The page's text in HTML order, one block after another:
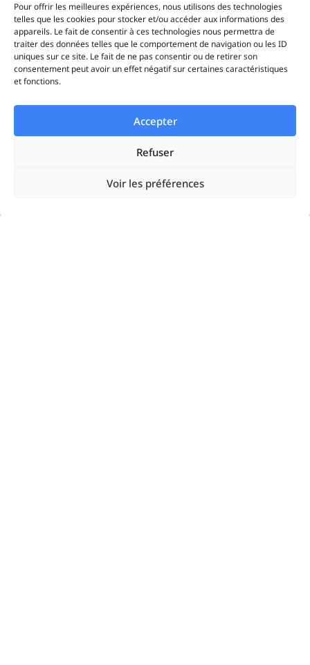
Pour offrir les meilleures expériences, nous utilisons des technologies
telles que les cookies pour stocker et/ou accéder aux informations des
appareils. Le fait de consentir à ces technologies nous permettra de
traiter des données telles que le comportement de navigation ou les ID
uniques sur ce site. Le fait de ne pas consentir ou de retirer son
consentement peut avoir un effet négatif sur certaines caractéristiques
et fonctions.
Accepter
Refuser
Voir les préférences
iAds
Solutions